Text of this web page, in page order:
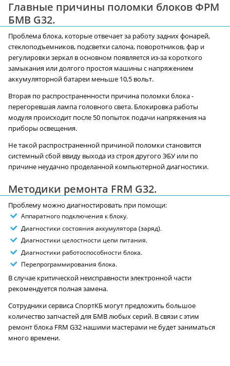
Главные причины поломки блоков ФРМ
БМВ G32.
Проблема блока, которые отвечает за работу задних фонарей,
стеклоподъемников, подсветки салона, поворотников, фар и
регулировки зеркал в основном появляется из-за короткого
замыкания или долгого простоя машины с напряжением
аккумуляторной батареи меньше 10,5 вольт.
Вторая по распространенности причина поломки блока -
перегоревшая лампа головного света. Блокировка работы
модуля происходит после 50 попыток подачи напряжения на
приборы освещения.
Не такой распространенной причиной поломки становится
системный сбой ввиду выхода из строя другого ЭБУ или по
причине неудачно проделанной компьютерной диагностики.
Методики ремонта FRM G32.
Проблему можно диагностировать при помощи:
Аппаратного подключения к блоку.
Диагностики состояния аккумулятора (заряд).
Диагностики целостности цепи питания.
Диагностики работоспособности блока.
Перепрограммирования блока.
В случае критической неисправности электронной части
рекомендуется полная замена.
Сотрудники сервиса СпортКБ могут предложить большое
количество запчастей для БМВ любых серий. В связи с этим
ремонт блока FRM G32 нашими мастерами не будет заниматься
много времени.